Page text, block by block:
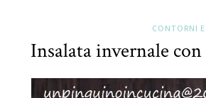
CONTORNI
Insalata invernale